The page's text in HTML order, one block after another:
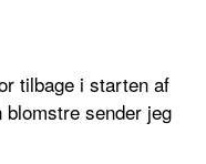
tilbage i starten af
sender jeg